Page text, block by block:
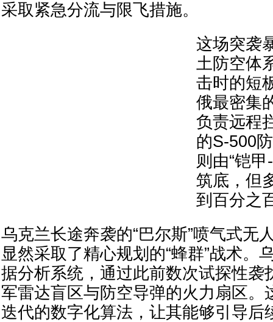
采取紧急分流与限飞措施。
这场突袭
土防空体
击时的短
俄最密集
负责远程
的S-500
则由“铠
筑底，但
到百分之
乌克兰长途奔袭的“巴尔斯”喷气式无
显然采取了精心规划的“蜂群”战术。
据分析系统，通过此前数次试探性袭
军雷达盲区与防空导弹的火力扇区。
迭代的数字化算法，让其能够引导后